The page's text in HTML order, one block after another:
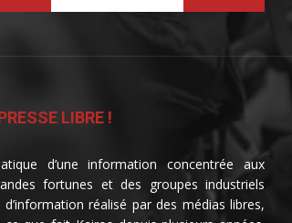
LIBRE !
d’une information concentrée aux
fortunes et des groupes industriels
réalisé par des médias libres,